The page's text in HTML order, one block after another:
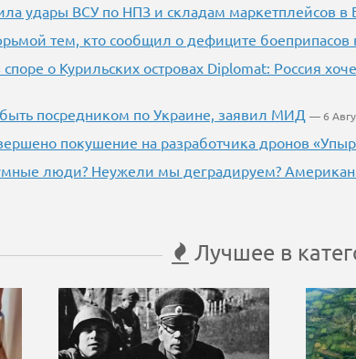
удары ВСУ по НПЗ и складам маркетплейсов в
тем, кто сообщил о дефиците
о Курильских островах Diplomat: Россия
посредником по Украине, заявил МИД — 6
покушение на разработчика дронов
люди? Неужели мы деградируем?
Лучшее в